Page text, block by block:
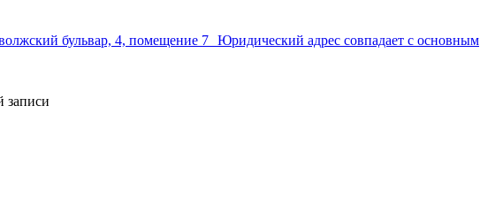
бульвар, 4, помещение 7 Юридический адрес совпадает с основным
записи